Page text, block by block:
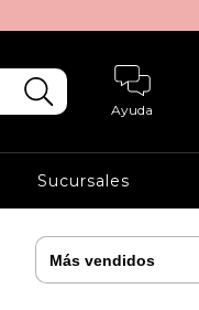
Ayuda
Sucursales